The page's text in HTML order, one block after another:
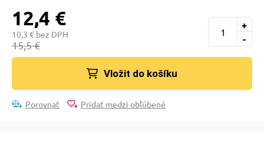
12,4 €
10,3 € bez DPH
15,5 € -
+
Vložit do košíku
Porovnať Pridať medzi obľúbené